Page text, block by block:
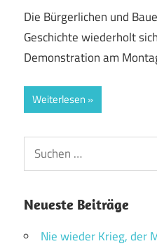
Die Bürgerlichen und
Geschichte wiederholt
Demonstration am
Weiterlesen
Suchen
nach:
Neueste Beiträge
Nie wieder Krieg, der